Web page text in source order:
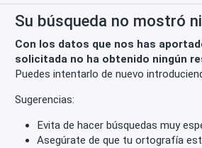
Su búsqueda no mostró
Con los datos que nos has
solicitada no ha obtenido ningún
Puedes intentarlo de nuevo
Sugerencias:
Evita de hacer búsquedas muy
Asegúrate de que tu ortografía